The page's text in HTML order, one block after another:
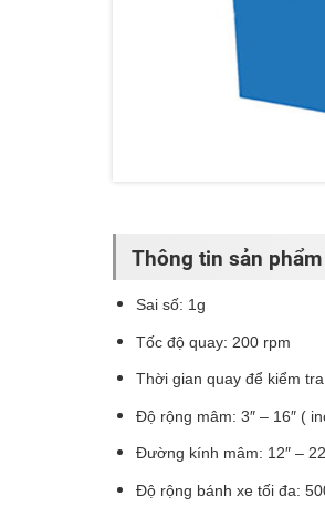
Thông tin sản phẩm
Sai số: 1g
Tốc độ quay: 200 rpm
Thời gian quay để kiểm
Độ rộng mâm: 3″ – 16″ (
Đường kính mâm: 12″ –
Độ rộng bánh xe tối đa: